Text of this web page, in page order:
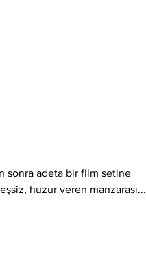
sonra adeta bir film setine
huzur veren manzarası...